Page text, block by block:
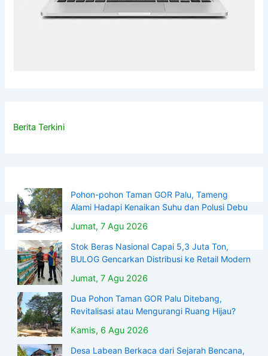
Berita Terkini
Pohon-pohon Taman GOR Palu, Tameng
Alami Hadapi Kenaikan Suhu dan Polusi Debu
Jumat, 7 Agu 2026
Stok Beras Nasional Capai 5,3 Juta Ton,
BULOG Gencarkan Distribusi ke Retail Modern
Jumat, 7 Agu 2026
Dua Pohon Taman GOR Palu Ditebang,
Revitalisasi atau Mengurangi Ruang Hijau?
Kamis, 6 Agu 2026
Desa Labean Berkaca dari Sejarah Bencana,